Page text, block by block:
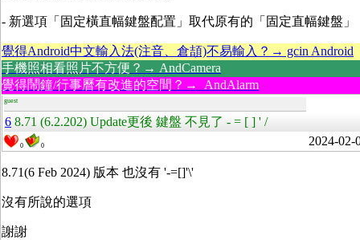
- 新選項「固定橫直幅鍵盤配置」取代原有的「固定直幅鍵盤」
覺得Android中文輸入法(注音、倉頡)不易輸入？→ gcin Android
手機照相看照片不方便？→ AndCamera
覺得鬧鐘/行事曆有改進的空間？→ AndAlarm
guest
6 8.71 (6.2.202) Update更後 鍵盤 不見了 - = [ ] ' /
0 0 2024-02-
8.71(6 Feb 2024) 版本 也沒有 '-=[]'\'
沒有所說的選項
謝謝